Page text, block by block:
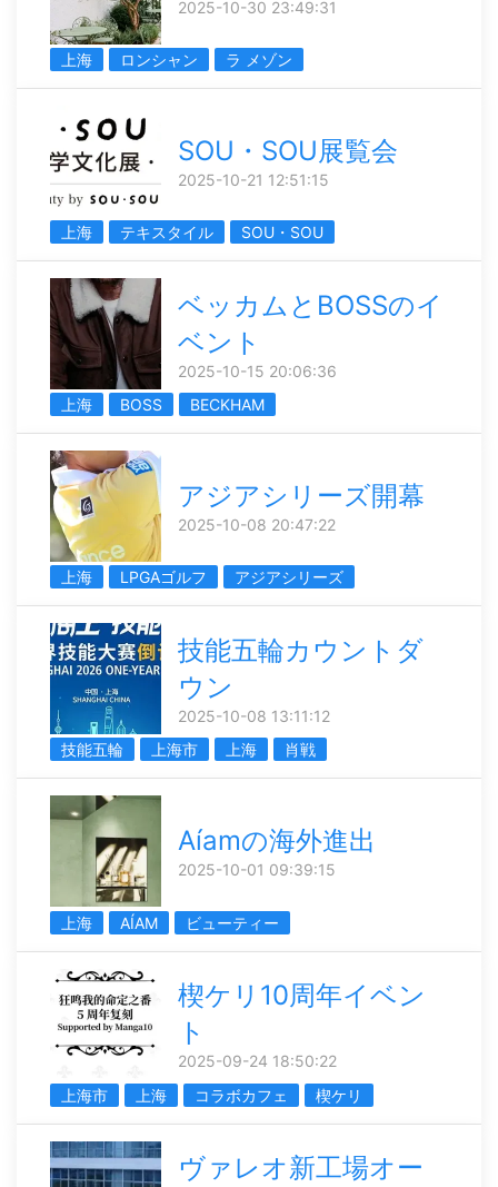
2025-10-30 23:49:31
上海 ロンシャン ラ メゾン
SOU・SOU展覧会
2025-10-21 12:51:15
上海 テキスタイル SOU・SOU
ベッカムとBOSSのイ
ベント
2025-10-15 20:06:36
上海
BOSS BECKHAM
アジアシリーズ開幕
2025-10-08 20:47:22
上海 LPGAゴルフ アジアシリーズ
技能五輪カウントダ
ウン
2025-10-08 13:11:12
技能五輪
上海市 上海 肖戦
Aíamの海外進出
2025-10-01 09:39:15
上海 AÍAM ビューティー
楔ケリ10周年イベン
ト
2025-09-24 18:50:22
上海市
上海 コラボカフェ 楔ケリ
ヴァレオ新工場オー